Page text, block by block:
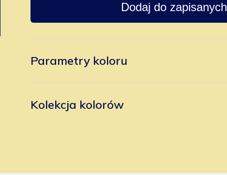
Dodaj do zapisanych
Parametry koloru
Kolekcja kolorów